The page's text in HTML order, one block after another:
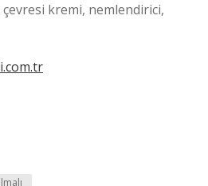
kremi, nemlendirici,